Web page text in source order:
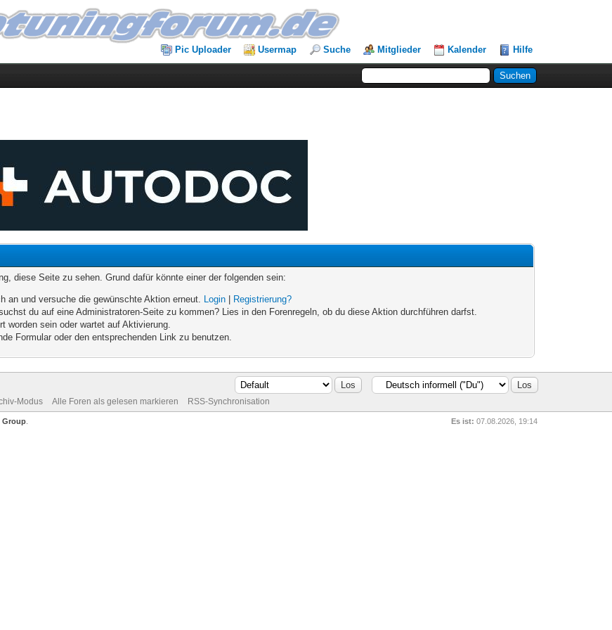
Pic Uploader Usermap Suche Mitglieder Kalender Hilfe
diese Seite zu sehen. Grund dafür könnte einer der folgenden sein:
an und versuche die gewünschte Aktion erneut. Login
Registrierung?
du auf eine Administratoren-Seite zu kommen? Lies in den Forenregeln, ob du diese Aktion durchführen darfst.
worden sein oder wartet auf Aktivierung.
Formular oder den entsprechenden Link zu benutzen.
Modus Alle Foren als gelesen markieren RSS-Synchronisation
Es ist: 07.08.2026, 19:14
Group.